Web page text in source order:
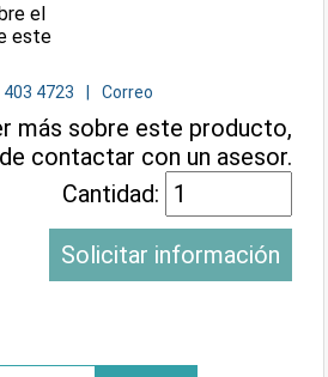
el
este
4723 Correo
más sobre este producto,
contactar con un asesor.
Cantidad:
Solicitar información